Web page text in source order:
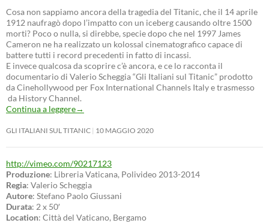
Cosa non sappiamo ancora della tragedia del Titanic, che il 14 aprile
1912 naufragò dopo l’impatto con un iceberg causando oltre 1500
morti? Poco o nulla, si direbbe, specie dopo che nel 1997 James
Cameron ne ha realizzato un kolossal cinematografico capace di
battere tutti i record precedenti in fatto di incassi.
E invece qualcosa da scoprire c’è ancora, e ce lo racconta il
documentario di Valerio Scheggia “Gli Italiani sul Titanic” prodotto
da Cinehollywood per Fox International Channels Italy e trasmesso
da History Channel.
Continua a leggere→
GLI ITALIANI SUL TITANIC 10 MAGGIO 2020
http://vimeo.com/90217123
Produzione: Libreria Vaticana, Polivideo 2013-2014
Regia: Valerio Scheggia
Autore: Stefano Paolo Giussani
Durata: 2 x 50′
Location: Città del Vaticano, Bergamo